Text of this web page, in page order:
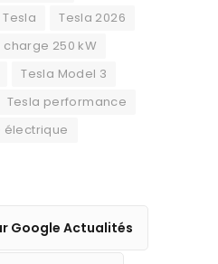
Tesla
Tesla 2026
charge 250 kW
Tesla Model 3
Tesla performance
électrique
Google Actualités